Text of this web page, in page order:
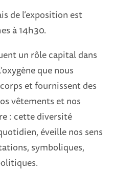
de l’exposition est
à 14h30.
un rôle capital dans
que nous
et fournissent des
vêtements et nos
: cette diversité
éveille nos sens
symboliques,